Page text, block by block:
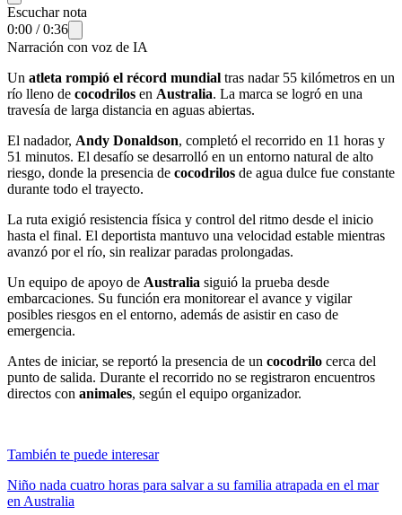
Escuchar nota
0:00 /0:36
Narración con voz de IA
Un atleta rompió el récord mundial tras nadar 55 kilómetros en un
río lleno de cocodrilos en Australia. La marca se logró en una
travesía de larga distancia en aguas abiertas.
El nadador, Andy Donaldson, completó el recorrido en 11 horas y
51 minutos. El desafío se desarrolló en un entorno natural de alto
riesgo, donde la presencia de cocodrilos de agua dulce fue constante
durante todo el trayecto.
La ruta exigió resistencia física y control del ritmo desde el inicio
hasta el final. El deportista mantuvo una velocidad estable mientras
avanzó por el río, sin realizar paradas prolongadas.
Un equipo de apoyo de Australia siguió la prueba desde
embarcaciones. Su función era monitorear el avance y vigilar
posibles riesgos en el entorno, además de asistir en caso de
emergencia.
Antes de iniciar, se reportó la presencia de un cocodrilo cerca del
punto de salida. Durante el recorrido no se registraron encuentros
directos con animales, según el equipo organizador.
También te puede interesar
Niño nada cuatro horas para salvar a su familia atrapada en el mar
en Australia